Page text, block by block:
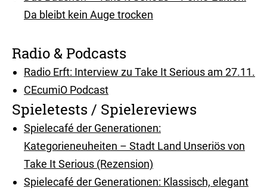
Da bleibt kein Auge trocken
Radio & Podcasts
Radio Erft: Interview zu Take It Serious am 27.11.
CEcumiO Podcast
Spieletests / Spielereviews
Spielecafé der Generationen:
Kategorieneuheiten – Stadt Land Unseriös von
Take It Serious (Rezension)
Spielecafé der Generationen: Klassisch, elegant